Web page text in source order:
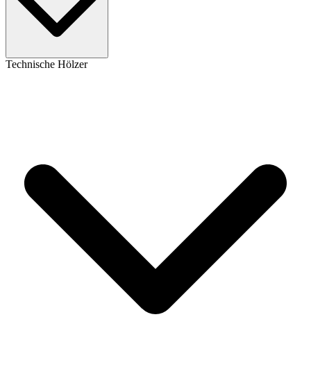
Technische Hölzer